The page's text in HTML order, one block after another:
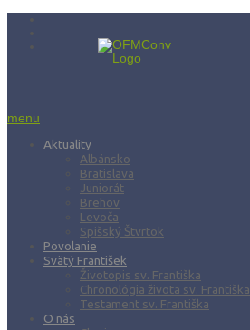
menu
Aktuality
Albánsko
Bratislava
Juniorát
Brehov
Levoča
Spišský Štvrtok
Povolanie
Svätý František
Životopis sv. Františka
Chronológia života sv. Františka
Testament sv. Františka
O nás